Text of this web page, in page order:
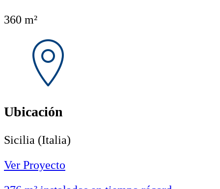
360 m²
Ubicación
Sicilia (Italia)
Ver Proyecto